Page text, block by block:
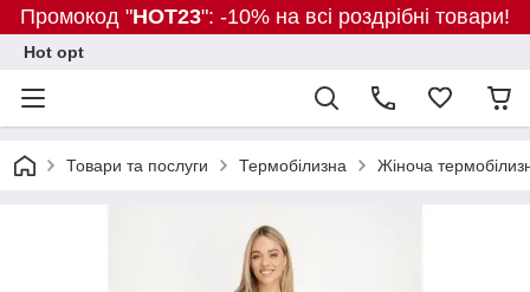
Промокод "HOT23": -10% на всі роздрібні товари!
Hot opt
Товари та послуги Термобілизна Жіноча